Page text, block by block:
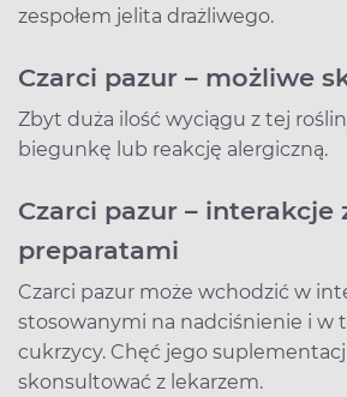
zespołem jelita drażliwego.
Czarci pazur – możliwe
Zbyt duża ilość wyciągu z tej
biegunkę lub reakcję alergiczną.
Czarci pazur – interakcje
preparatami
Czarci pazur może wchodzić w
stosowanymi na nadciśnienie i w
cukrzycy. Chęć jego
skonsultować z lekarzem.